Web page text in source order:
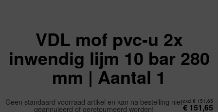
VDL mof pvc-u 2x
inwendig lijm 10 bar 280
mm | Aantal 1
excl.€ 151,65
€ 151,65
Geen standaard voorraad artikel en kan na bestelling niet
geannuleerd of geretourneerd worden!